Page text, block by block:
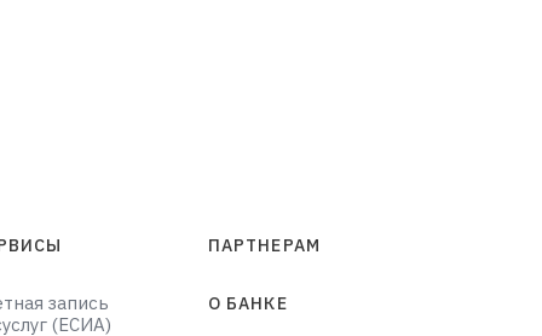
запись
(ЕСИА)
ПАРТНЕРАМ
О БАНКЕ